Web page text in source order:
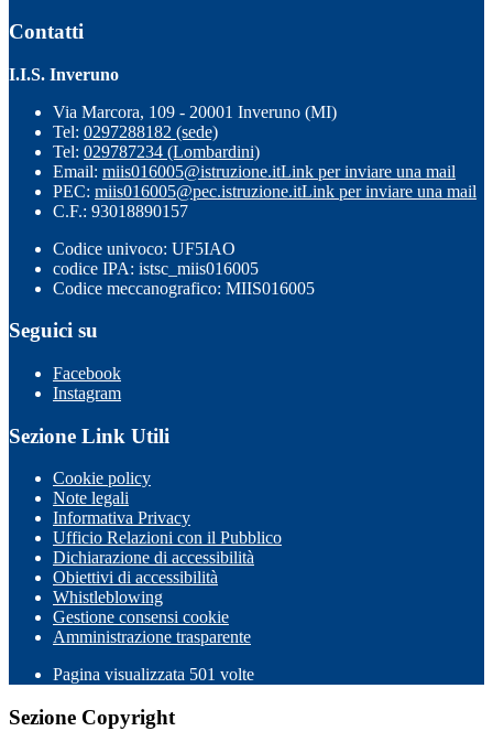
Contatti
I.I.S. Inveruno
Via Marcora, 109 - 20001 Inveruno (MI)
Tel: 0297288182 (sede)
Tel: 029787234 (Lombardini)
Email: miis016005@istruzione.itLink per inviare una mail
PEC: miis016005@pec.istruzione.itLink per inviare una mail
C.F.: 93018890157
Codice univoco: UF5IAO
codice IPA: istsc_miis016005
Codice meccanografico: MIIS016005
Seguici su
Facebook
Instagram
Sezione Link Utili
Cookie policy
Note legali
Informativa Privacy
Ufficio Relazioni con il Pubblico
Dichiarazione di accessibilità
Obiettivi di accessibilità
Whistleblowing
Gestione consensi cookie
Amministrazione trasparente
Pagina visualizzata 501 volte
Sezione Copyright